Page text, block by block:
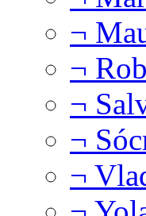
¬
¬
¬
¬
¬